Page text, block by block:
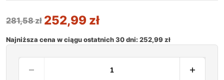
281,58zł 252,99 zł
Najniższa cena w ciągu ostatnich 30 dni: 252,99zł